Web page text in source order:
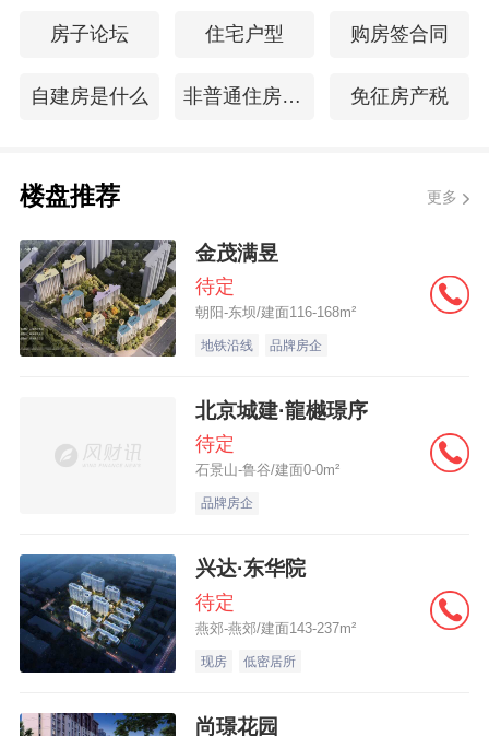
房子论坛 住宅户型 购房签合同
自建房是什么 非普通住房标准 免征房产税
楼盘推荐 更多
金茂满昱
待定
朝阳-东坝/建面116-168m²
地铁沿线 品牌房企
北京城建·龍樾璟序
待定
石景山-鲁谷/建面0-0m²
品牌房企
兴达·东华院
待定
燕郊-燕郊/建面143-237m²
现房 低密居所
尚璟花园